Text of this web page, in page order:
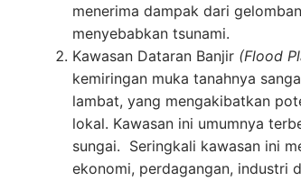
menerima dampak dari
menyebabkan tsunami.
Kawasan Dataran Banjir (Flood
kemiringan muka tanahnya
lambat, yang mengakibatkan
lokal. Kawasan ini umumnya
sungai. Seringkali kawasan ini
ekonomi, perdagangan, industri